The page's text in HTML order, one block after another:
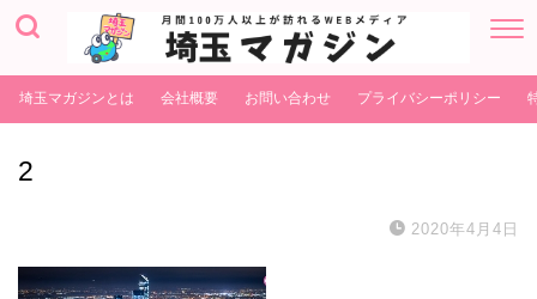
埼玉マガジンとは 会社概要 お問い合わせ プライバシーポリシー
2
2020年4月4日